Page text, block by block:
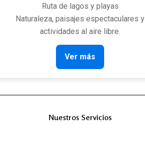
Ruta de lagos y playas
Naturaleza, paisajes espectaculares y
actividades al aire libre.
Ver más
Nuestros Servicios